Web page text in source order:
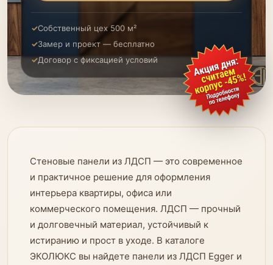
Собственный цех 500 м²
Замер и проект — бесплатно
Договор с фиксацией условий
Стеновые панели из ЛДСП — это современное
и практичное решение для оформления
интерьера квартиры, офиса или
коммерческого помещения. ЛДСП — прочный
и долговечный материал, устойчивый к
истиранию и прост в уходе. В каталоге
ЭКОЛЮКС вы найдете панели из ЛДСП Egger и